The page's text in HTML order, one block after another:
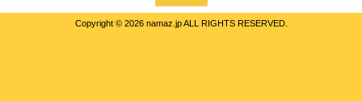
Copyright © 2026 namaz.jp ALL RIGHTS RESERVED.